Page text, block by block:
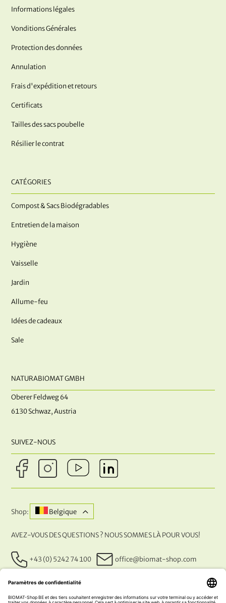
Informations légales
Vonditions Générales
Protection des données
Annulation
Frais d'expédition et retours
Certificats
Tailles des sacs poubelle
Résilier le contrat
CATÉGORIES
Compost & Sacs Biodégradables
Entretien de la maison
Hygiène
Vaisselle
Jardin
Allume-feu
Idées de cadeaux
Sale
NATURABIOMAT GMBH
Oberer Feldweg 64
6130 Schwaz, Austria
SUIVEZ-NOUS
Shop: Belgique
AVEZ-VOUS DES QUESTIONS ? NOUS SOMMES LÀ POUR VOUS!
+43 (0) 5242 74 100 office@biomat-shop.com
NOS MÉTHODES DE PAIEMENT